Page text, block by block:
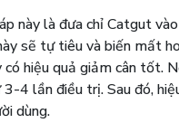
này là đưa chỉ Catgut vào
sẽ tự tiêu và biến mất
có hiệu quả giảm cân tốt.
4 lần điều trị. Sau đó,
dùng.